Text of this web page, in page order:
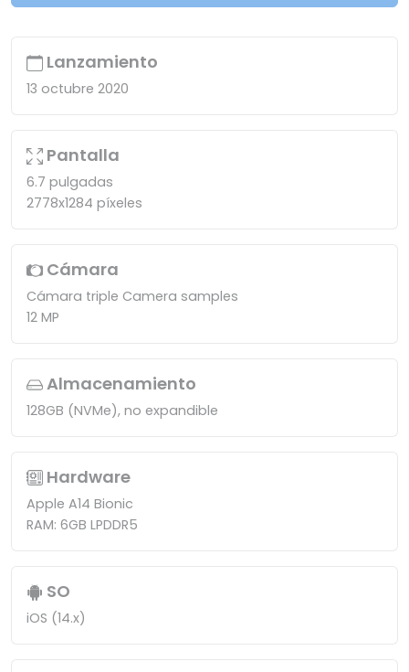
Lanzamiento
13 octubre 2020
Pantalla
6.7 pulgadas
2778x1284 píxeles
Cámara
Cámara triple Camera samples
12 MP
Almacenamiento
128GB (NVMe), no expandible
Hardware
Apple A14 Bionic
RAM: 6GB LPDDR5
SO
iOS (14.x)